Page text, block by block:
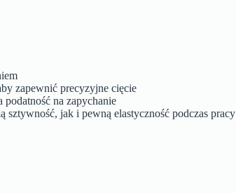
zapewnić precyzyjne cięcie
podatność na zapychanie
jak i pewną elastyczność podczas pracy